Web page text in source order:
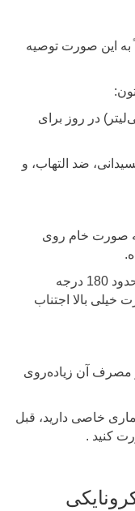
این صورت توصیه
(15 تا 30 میلی‌لیتر) در روز برای
ضد التهاب، و
صورت خام روی
پخت‌وپز: برای پخت با حرارت متوسط (تا حدود 180 درجه
بالا اجتناب
مصرف آن زیاده‌روی
خاصی دارید، قبل
کنید ‌.